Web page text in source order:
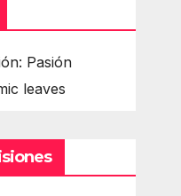
Pasión
leaves